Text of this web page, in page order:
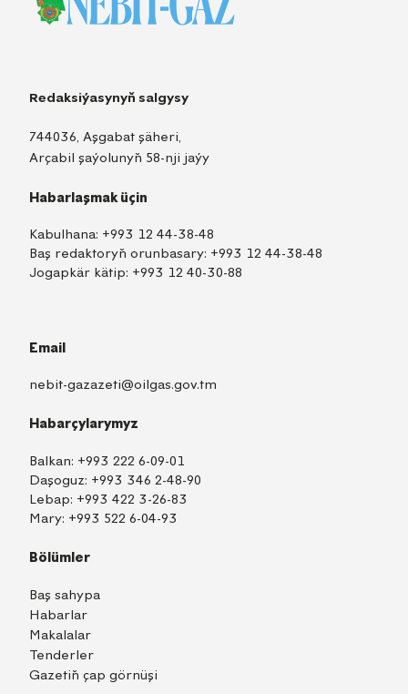
Redaksiýasynyň salgysy
744036, Aşgabat şäheri,
Arçabil şaýolunyň 58-nji jaýy
Habarlaşmak üçin
Kabulhana: +993 12 44-38-48
Baş redaktoryň orunbasary: +993 12 44-38-48
Jogapkär kätip: +993 12 40-30-88
Email
nebit-gazazeti@oilgas.gov.tm
Habarçylarymyz
Balkan: +993 222 6-09-01
Daşoguz: +993 346 2-48-90
Lebap: +993 422 3-26-83
Mary: +993 522 6-04-93
Bölümler
Baş sahypa
Habarlar
Makalalar
Tenderler
Gazetiň çap görnüşi